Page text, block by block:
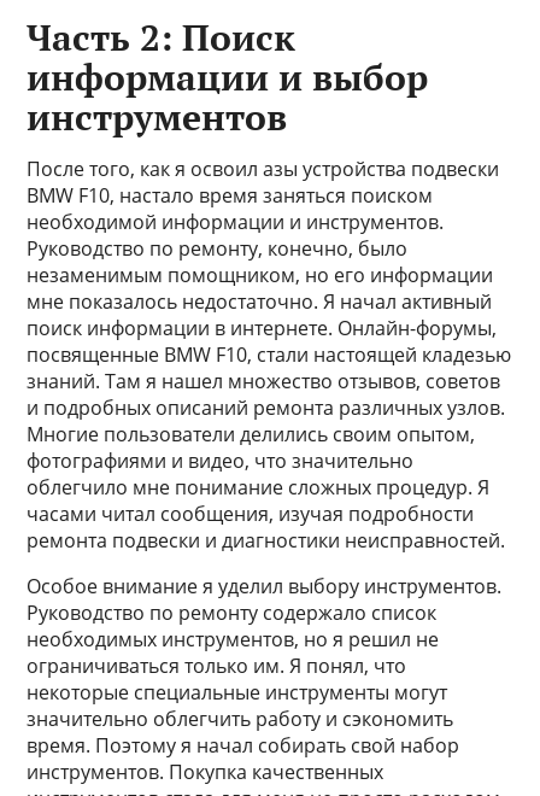
Часть 2: Поиск
информации и выбор
инструментов
После того, как я освоил азы устройства подвески
BMW F10, настало время заняться поиском
необходимой информации и инструментов.
Руководство по ремонту, конечно, было
незаменимым помощником, но его информации
мне показалось недостаточно. Я начал активный
поиск информации в интернете. Онлайн-форумы,
посвященные BMW F10, стали настоящей кладезью
знаний. Там я нашел множество отзывов, советов
и подробных описаний ремонта различных узлов.
Многие пользователи делились своим опытом,
фотографиями и видео, что значительно
облегчило мне понимание сложных процедур. Я
часами читал сообщения, изучая подробности
ремонта подвески и диагностики неисправностей.
Особое внимание я уделил выбору инструментов.
Руководство по ремонту содержало список
необходимых инструментов, но я решил не
ограничиваться только им. Я понял, что
некоторые специальные инструменты могут
значительно облегчить работу и сэкономить
время. Поэтому я начал собирать свой набор
инструментов. Покупка качественных